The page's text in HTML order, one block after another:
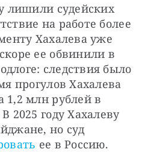
лишили судейских
на работе более
Хахалева уже
ее обвинили в
следствия было
прогулов Хахалева
1,2 млн рублей в
2025 году Хахалеву
но суд
ее в Россию.